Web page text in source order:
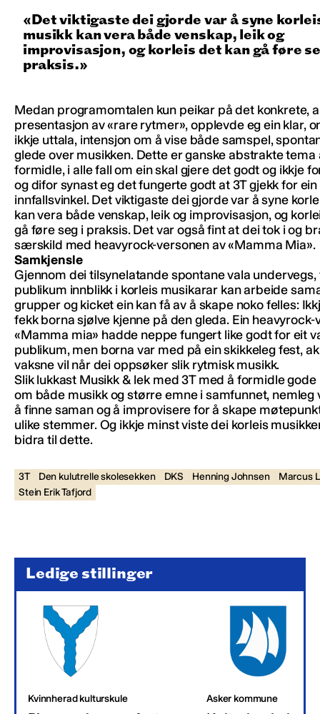
Det viktigaste dei gjorde var å syne
musikk kan vera både venskap, leik og
improvisasjon, og korleis det kan gå føre
praksis.
Medan programomtalen kun peikar på det konkrete,
presentasjon av «rare rytmer», opplevde eg ein klar,
ikkje uttala, intensjon om å vise både samspel,
glede over musikken. Dette er ganske abstrakte tema
formidle, i alle fall om ein skal gjere det godt og ikkje
og difor synast eg det fungerte godt at 3T gjekk for
innfallsvinkel. Det viktigaste dei gjorde var å syne
kan vera både venskap, leik og improvisasjon, og
gå føre seg i praksis. Det var også fint at dei tok i og
særskild med heavyrock-versonen av «Mamma Mia».
Samkjensle
Gjennom dei tilsynelatande spontane vala undervegs,
publikum innblikk i korleis musikarar kan arbeide
grupper og kicket ein kan få av å skape noko felles:
fekk borna sjølve kjenne på den gleda. Ein heavyrock-
«Mamma mia» hadde neppe fungert like godt for eit
publikum, men borna var med på ein skikkeleg fest,
vaksne vil når dei oppsøker slik rytmisk musikk.
Slik lukkast Musikk & lek med 3T med å formidle
om både musikk og større emne i samfunnet, nemleg
å finne saman og å improvisere for å skape
ulike stemmer. Og ikkje minst viste dei korleis
bidra til dette.
3T Den kulutrelle skolesekken DKS Henning Johnsen
Marcus
Stein Erik Tafjord
Ledige stillinger
Kvinnherad kulturskule Asker kommune